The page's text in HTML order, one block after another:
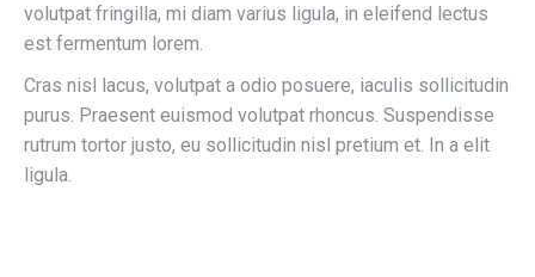
volutpat fringilla, mi diam varius ligula, in eleifend lectus
est fermentum lorem.
Cras nisl lacus, volutpat a odio posuere, iaculis sollicitudin
purus. Praesent euismod volutpat rhoncus. Suspendisse
rutrum tortor justo, eu sollicitudin nisl pretium et. In a elit
ligula.